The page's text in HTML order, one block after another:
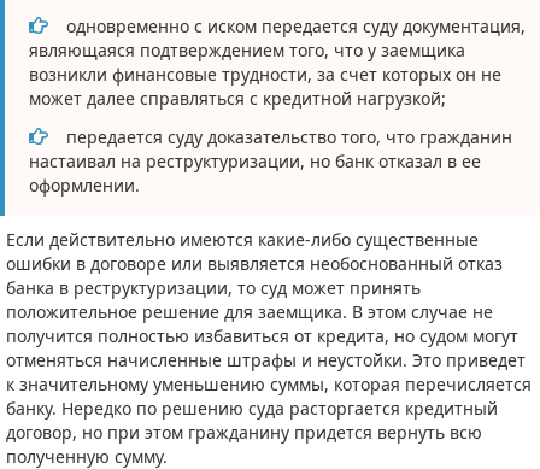
одновременно с иском передается суду документация,
являющаяся подтверждением того, что у заемщика
возникли финансовые трудности, за счет которых он не
может далее справляться с кредитной нагрузкой;
передается суду доказательство того, что гражданин
настаивал на реструктуризации, но банк отказал в ее
оформлении.
Если действительно имеются какие-либо существенные
ошибки в договоре или выявляется необоснованный отказ
банка в реструктуризации, то суд может принять
положительное решение для заемщика. В этом случае не
получится полностью избавиться от кредита, но судом могут
отменяться начисленные штрафы и неустойки. Это приведет
к значительному уменьшению суммы, которая перечисляется
банку. Нередко по решению суда расторгается кредитный
договор, но при этом гражданину придется вернуть всю
полученную сумму.